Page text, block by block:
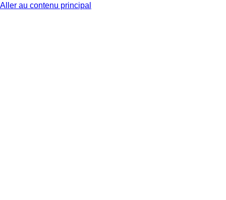
Aller au contenu principal